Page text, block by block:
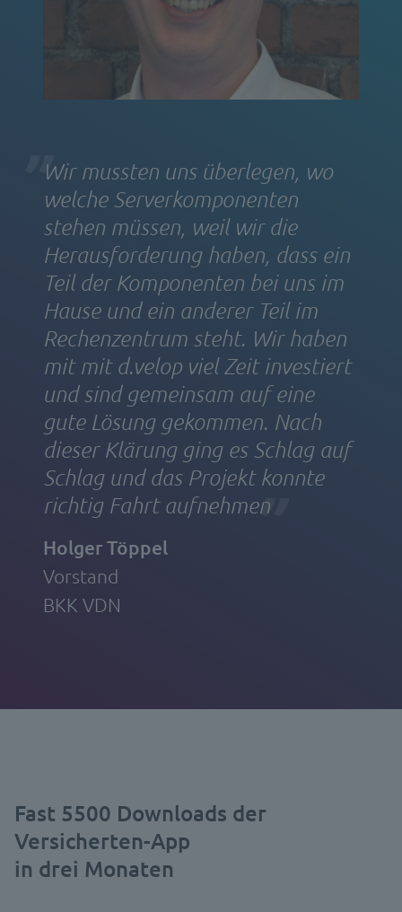
Wir mussten uns überlegen, wo
welche Serverkomponenten
stehen müssen, weil wir die
Herausforderung haben, dass ein
Teil der Komponenten bei uns im
Hause und ein anderer Teil im
Rechenzentrum steht. Wir haben
mit mit d.velop viel Zeit investiert
und sind gemeinsam auf eine
gute Lösung gekommen. Nach
dieser Klärung ging es Schlag auf
Schlag und das Projekt konnte
richtig Fahrt aufnehmen
Holger Töppel
Vorstand
BKK VDN
Fast 5500 Downloads der
Versicherten-App
in drei Monaten